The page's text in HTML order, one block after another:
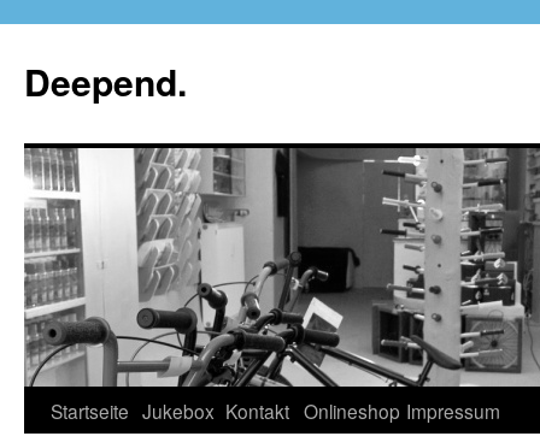
Deepend.
Startseite Jukebox Kontakt Onlineshop Impressum